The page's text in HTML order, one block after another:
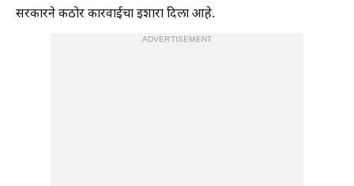
सरकारने कठोर कारवाईचा इशारा दिला आहे.
ADVERTISEMENT